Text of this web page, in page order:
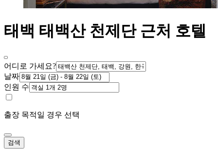
태백 태백산 천제단 근처 호텔
어디로 가세요?
날짜
인원 수
출장 목적일 경우 선택
검색